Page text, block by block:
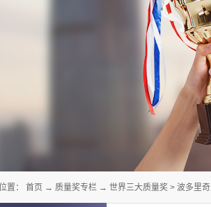
置： 首页 → 质量奖专栏 → 世界三大质量奖 > 波多里